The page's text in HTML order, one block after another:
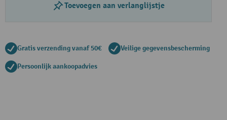
Toevoegen aan verlanglijstje
Gratis verzending vanaf 50€ Veilige gegevensbescherming
Persoonlijk aankoopadvies